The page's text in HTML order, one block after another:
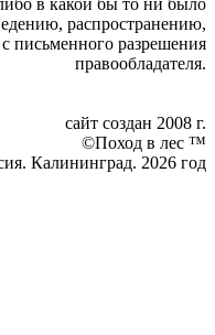
в какой бы то ни было
распространению,
письменного разрешения
правообладателя.
сайт создан 2008 г.
©Поход в лес ™
Калининград. 2026 год